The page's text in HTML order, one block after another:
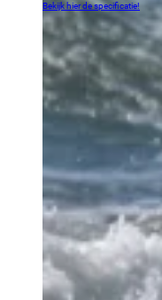
Bekijk hier de specificatie!